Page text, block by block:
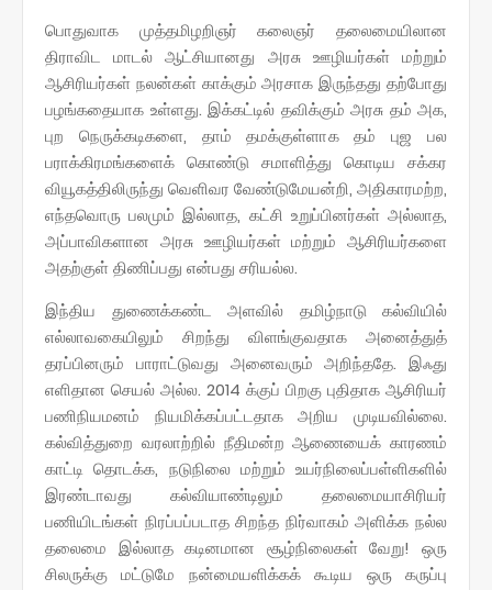
பொதுவாக முத்தமிழறிஞர் கலைஞர் தலைமையிலான
திராவிட மாடல் ஆட்சியானது அரசு ஊழியர்கள் மற்றும்
ஆசிரியர்கள் நலன்கள் காக்கும் அரசாக இருந்தது தற்போது
பழங்கதையாக உள்ளது. இக்கட்டில் தவிக்கும் அரசு தம் அக,
புற நெருக்கடிகளை, தாம் தமக்குள்ளாக தம் புஜ பல
பராக்கிரமங்களைக் கொண்டு சமாளித்து கொடிய சக்கர
வியூகத்திலிருந்து வெளிவர வேண்டுமேயன்றி, அதிகாரமற்ற,
எந்தவொரு பலமும் இல்லாத, கட்சி உறுப்பினர்கள் அல்லாத,
அப்பாவிகளான அரசு ஊழியர்கள் மற்றும் ஆசிரியர்களை
அதற்குள் திணிப்பது என்பது சரியல்ல.
இந்திய துணைக்கண்ட அளவில் தமிழ்நாடு கல்வியில்
எல்லாவகையிலும் சிறந்து விளங்குவதாக அனைத்துத்
தரப்பினரும் பாராட்டுவது அனைவரும் அறிந்ததே. இஃது
எளிதான செயல் அல்ல. 2014 க்குப் பிறகு புதிதாக ஆசிரியர்
பணிநியமனம் நியமிக்கப்பட்டதாக அறிய முடியவில்லை.
கல்வித்துறை வரலாற்றில் நீதிமன்ற ஆணையைக் காரணம்
காட்டி தொடக்க, நடுநிலை மற்றும் உயர்நிலைப்பள்ளிகளில்
இரண்டாவது கல்வியாண்டிலும் தலைமையாசிரியர்
பணியிடங்கள் நிரப்பப்படாத சிறந்த நிர்வாகம் அளிக்க நல்ல
தலைமை இல்லாத கடினமான சூழ்நிலைகள் வேறு! ஒரு
சிலருக்கு மட்டுமே நன்மையளிக்கக் கூடிய ஒரு கருப்பு